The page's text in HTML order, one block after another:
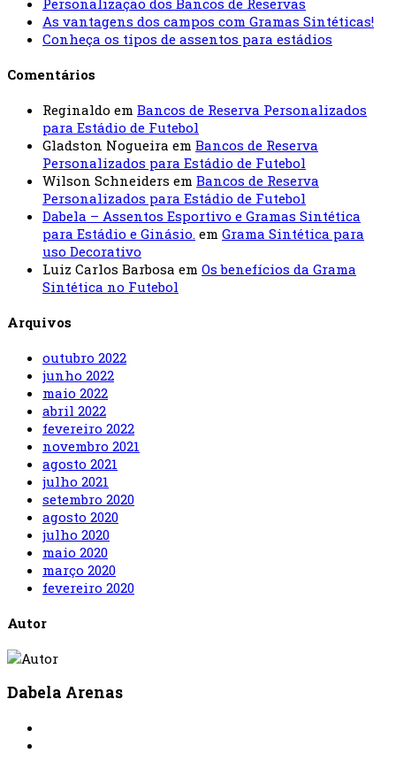
As vantagens dos campos com Gramas Sintéticas!
Conheça os tipos de assentos para estádios
Comentários
Reginaldo em Bancos de Reserva Personalizados
para Estádio de Futebol
Gladston Nogueira em Bancos de Reserva
Personalizados para Estádio de Futebol
Wilson Schneiders em Bancos de Reserva
Personalizados para Estádio de Futebol
Dabela – Assentos Esportivo e Gramas Sintética
para Estádio e Ginásio. em Grama Sintética para
uso Decorativo
Luiz Carlos Barbosa em Os benefícios da Grama
Sintética no Futebol
Arquivos
outubro 2022
junho 2022
maio 2022
abril 2022
fevereiro 2022
novembro 2021
agosto 2021
julho 2021
setembro 2020
agosto 2020
julho 2020
maio 2020
março 2020
fevereiro 2020
Autor
Dabela Arenas